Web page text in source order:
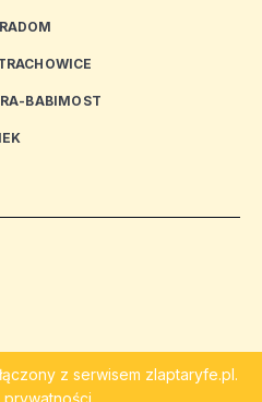
BABIMOST
z serwisem zlaptaryfe.pl.